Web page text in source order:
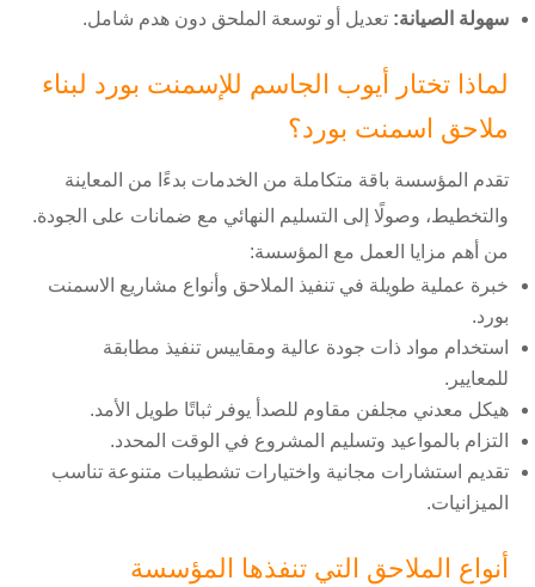
سهولة الصيانة: تعديل أو توسعة الملحق دون هدم شامل.
لماذا تختار أيوب الجاسم للإسمنت بورد لبناء
ملاحق اسمنت بورد؟
تقدم المؤسسة باقة متكاملة من الخدمات بدءًا من المعاينة
والتخطيط، وصولًا إلى التسليم النهائي مع ضمانات على الجودة.
من أهم مزايا العمل مع المؤسسة:
خبرة عملية طويلة في تنفيذ الملاحق وأنواع مشاريع الاسمنت
بورد.
استخدام مواد ذات جودة عالية ومقاييس تنفيذ مطابقة
للمعايير.
هيكل معدني مجلفن مقاوم للصدأ يوفر ثباتًا طويل الأمد.
التزام بالمواعيد وتسليم المشروع في الوقت المحدد.
تقديم استشارات مجانية واختيارات تشطيبات متنوعة تناسب
الميزانيات.
أنواع الملاحق التي تنفذها المؤسسة